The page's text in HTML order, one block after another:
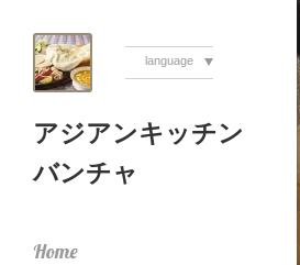
language
アジアンキッチン
バンチャ
Home